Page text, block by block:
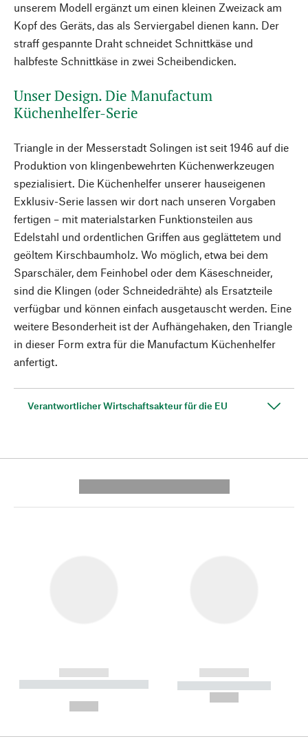
unserem Modell ergänzt um einen kleinen Zweizack am
Kopf des Geräts, das als Serviergabel dienen kann. Der
straff gespannte Draht schneidet Schnittkäse und
halbfeste Schnittkäse in zwei Scheibendicken.
Unser Design. Die Manufactum
Küchenhelfer-Serie
Triangle in der Messerstadt Solingen ist seit 1946 auf die
Produktion von klingenbewehrten Küchenwerkzeugen
spezialisiert. Die Küchenhelfer unserer hauseigenen
Exklusiv-Serie lassen wir dort nach unseren Vorgaben
fertigen – mit materialstarken Funktionsteilen aus
Edelstahl und ordentlichen Griffen aus geglättetem und
geöltem Kirschbaumholz. Wo möglich, etwa bei dem
Sparschäler, dem Feinhobel oder dem Käseschneider,
sind die Klingen (oder Schneidedrähte) als Ersatzteile
verfügbar und können einfach ausgetauscht werden. Eine
weitere Besonderheit ist der Aufhängehaken, den Triangle
in dieser Form extra für die Manufactum Küchenhelfer
anfertigt.
Verantwortlicher Wirtschaftsakteur für die EU
------------
----------- ----------- --------
------------
----------- -----------